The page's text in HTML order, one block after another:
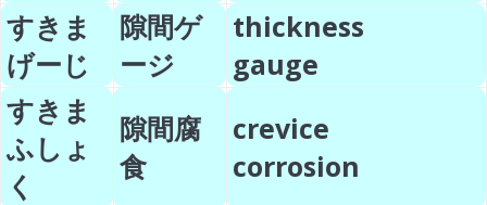
すきま
げーじ
隙間ゲ
ージ
thickness
gauge
すきま
ふしょ
く
隙間腐
食
crevice
corrosion